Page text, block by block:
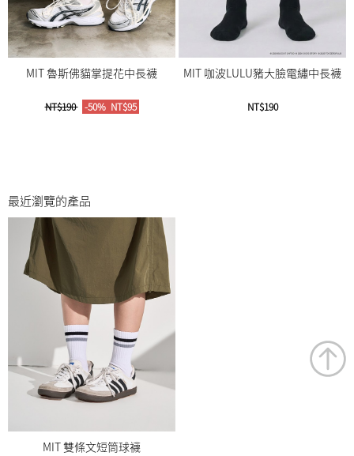
MIT 魯斯佛貓掌提花中長襪
NT$190 -50% NT$95
MIT 咖波LULU豬大臉電繡中長襪
NT$190
最近瀏覽的產品
MIT 雙條文短筒球襪